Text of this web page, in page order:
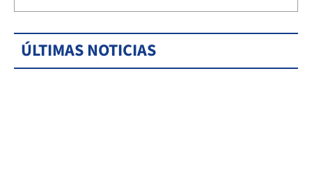
ÚLTIMAS NOTICIAS